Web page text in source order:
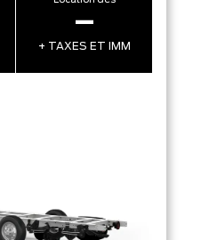
–
+ TAXES ET IMM